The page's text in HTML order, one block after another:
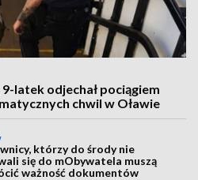
latek odjechał pociągiem
chwil w Oławie
którzy do środy nie
się do mObywatela muszą
ważność dokumentów